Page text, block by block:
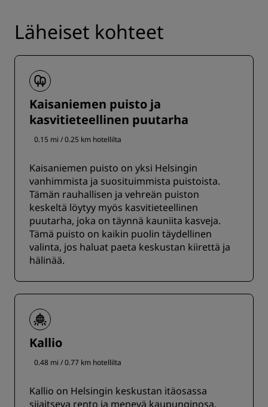
Läheiset kohteet
Kaisaniemen puisto ja
kasvitieteellinen puutarha
0.15 mi / 0.25 km hotellilta
Kaisaniemen puisto on yksi Helsingin
vanhimmista ja suosituimmista puistoista.
Tämän rauhallisen ja vehreän puiston
keskeltä löytyy myös kasvitieteellinen
puutarha, joka on täynnä kauniita kasveja.
Tämä puisto on kaikin puolin täydellinen
valinta, jos haluat paeta keskustan kiirettä ja
hälinää.
Kallio
0.48 mi / 0.77 km hotellilta
Kallio on Helsingin keskustan itäosassa
sijaitseva rento ja menevä kaupunginosa.